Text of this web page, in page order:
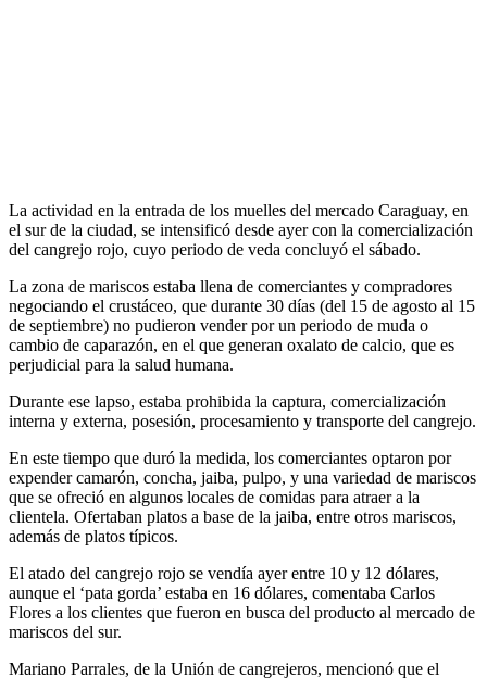
La actividad en la entrada de los muelles del mercado Caraguay, en
el sur de la ciudad, se intensificó desde ayer con la comercialización
del cangrejo rojo, cuyo periodo de veda concluyó el sábado.
La zona de mariscos estaba llena de comerciantes y compradores
negociando el crustáceo, que durante 30 días (del 15 de agosto al 15
de septiembre) no pudieron vender por un periodo de muda o
cambio de caparazón, en el que generan oxalato de calcio, que es
perjudicial para la salud humana.
Durante ese lapso, estaba prohibida la captura, comercialización
interna y externa, posesión, procesamiento y transporte del cangrejo.
En este tiempo que duró la medida, los comerciantes optaron por
expender camarón, concha, jaiba, pulpo, y una variedad de mariscos
que se ofreció en algunos locales de comidas para atraer a la
clientela. Ofertaban platos a base de la jaiba, entre otros mariscos,
además de platos típicos.
El atado del cangrejo rojo se vendía ayer entre 10 y 12 dólares,
aunque el ‘pata gorda’ estaba en 16 dólares, comentaba Carlos
Flores a los clientes que fueron en busca del producto al mercado de
mariscos del sur.
Mariano Parrales, de la Unión de cangrejeros, mencionó que el